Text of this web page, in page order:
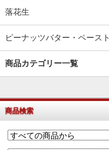
落花生
ピーナッツバター・ペースト
商品カテゴリー一覧
商品検索